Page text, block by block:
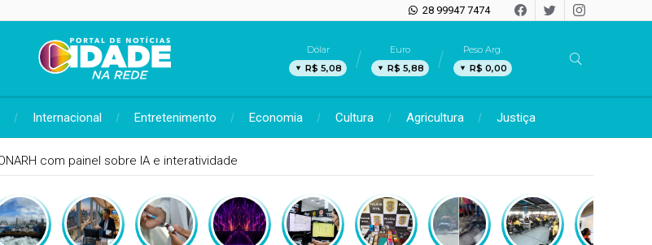
28 99947 7474
Dólar
R$ 5,08
Euro
R$ 5,88
Peso Arg.
R$ 0,00
Internacional Entretenimento Economia Cultura Agricultura Justiça